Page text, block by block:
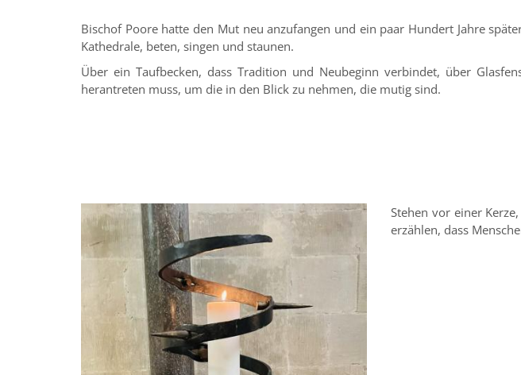
Bischof Poore hatte den Mut neu anzufangen und ein paar Hundert Jahre
Kathedrale, beten, singen und staunen.
Über ein Taufbecken, dass Tradition und Neubeginn verbindet, über
herantreten muss, um die in den Blick zu nehmen, die mutig sind.
Stehen vor einer
erzählen, dass